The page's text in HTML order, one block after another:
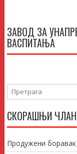
ЗАВОД ЗА
ВАСПИТАЊА
СКОРАШЊИ
Продужени боравак